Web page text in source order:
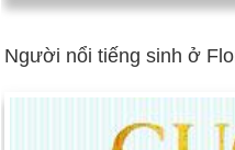
Người nổi tiếng sinh ở